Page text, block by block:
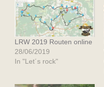
LRW 2019 Routen online
28/06/2019
In "Let´s rock"